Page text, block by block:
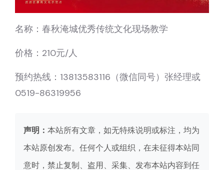
名称：春秋淹城优秀传统文化现场教学
价格：210元/人
预约热线：13813583116（微信同号）张经理或
0519-86319956
声明： 本站所有文章，如无特殊说明或标注，均为
本站原创发布。任何个人或组织，在未征得本站同
意时，禁止复制、盗用、采集、发布本站内容到任